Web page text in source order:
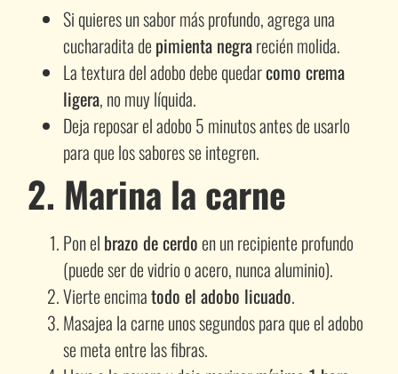
Si quieres un sabor más profundo, agrega una
cucharadita de pimienta negrarecién molida.
La textura del adobo debe quedarcomo crema
ligera, no muy líquida.
Deja reposar el adobo 5 minutos antes de usarlo
para que los sabores se integren.
2. Marina la carne
Pon el brazo de cerdo en un recipiente profundo
(puede ser de vidrio o acero, nunca aluminio).
Vierte encimatodo el adobo licuado.
Masajea la carne unos segundos para que el adobo
se meta entre las fibras.